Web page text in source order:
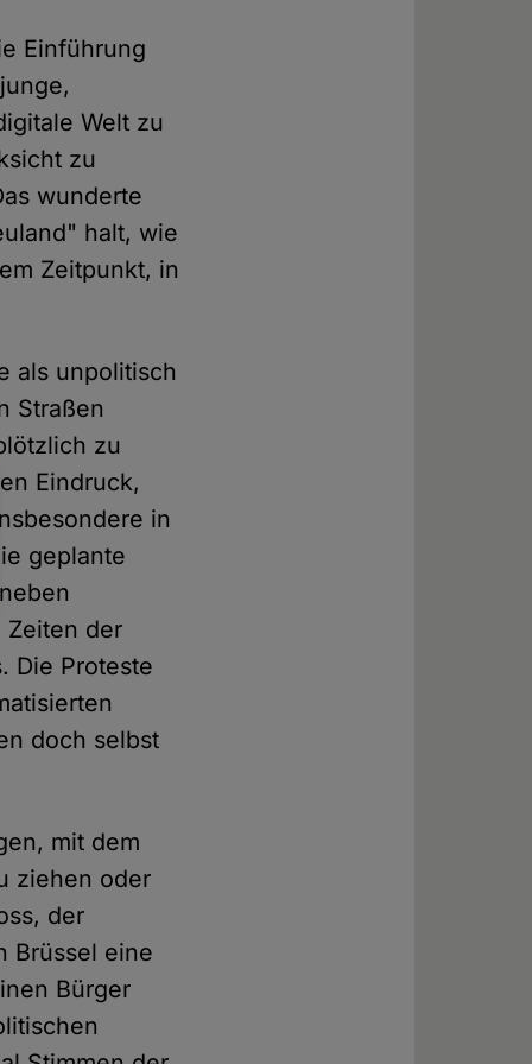
Einführung
Welt zu
zu
wunderte
halt, wie
Zeitpunkt, in
als unpolitisch
Straßen
zu
Eindruck,
in
geplante
Zeiten der
Die Proteste
doch selbst
mit dem
ziehen oder
der
Brüssel eine
Bürger